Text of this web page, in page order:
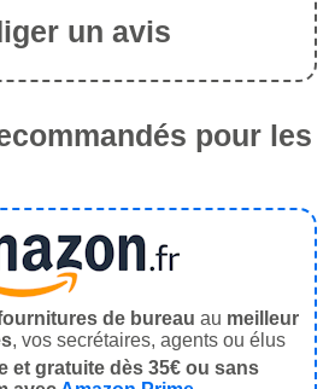
un avis
pour les
de bureau au meilleur
, vos secrétaires, agents ou élus
et gratuite dès 35€ ou sans